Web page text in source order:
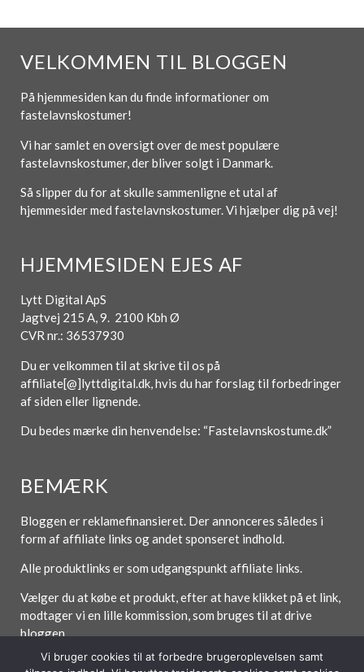
VELKOMMEN TIL BLOGGEN
På hjemmesiden kan du finde informationer om
fastelavnskostumer!
Vi har samlet en oversigt over de mest populære
fastelavnskostumer, der bliver solgt i Danmark.
Så slipper du for at skulle sammenligne et utal af
hjemmesider med fastelavnskostumer. Vi hjælper dig på vej!
HJEMMESIDEN EJES AF
Lytt Digital ApS
Jagtvej 215 A, 9. 2100 Kbh Ø
CVR nr.: 36537930
Du er velkommen til at skrive til os på
affiliate[@]lyttdigital.dk, hvis du har forslag til forbedringer
af siden eller lignende.
Du bedes mærke din henvendelse: “Fastelavnskostume.dk”
BEMÆRK
Bloggen er reklamefinansieret. Der annonceres således i
form af affiliate links og andet sponseret indhold.
Alle produktlinks er som udgangspunkt affiliate links.
Vælger du at købe et produkt, efter at have klikket på et link,
modtager vi en lille kommission, som bruges til at drive
bloggen.
Vi bruger cookies til at forbedre brugeroplevelsen samt